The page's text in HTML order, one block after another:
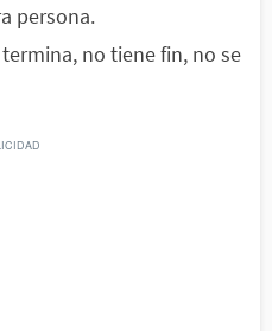
persona.
termina, no tiene fin, no se